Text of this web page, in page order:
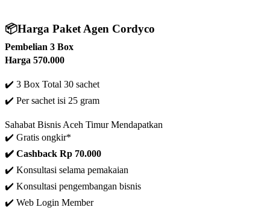
📦Harga Paket Agen Cordyco
Pembelian 3 Box
Harga 570.000
✔️ 3 Box Total 30 sachet
✔️ Per sachet isi 25 gram
Sahabat Bisnis Aceh Timur Mendapatkan
✔️ Gratis ongkir*
✔️ Cashback Rp 70.000
✔️ Konsultasi selama pemakaian
✔️ Konsultasi pengembangan bisnis
✔️ Web Login Member